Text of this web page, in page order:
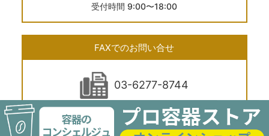
受付時間 9:00〜18:00
FAXでのお問い合せ
03-6277-8744
24時間受付